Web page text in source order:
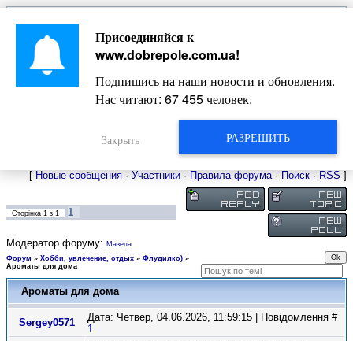
Главная
Новости
Довідкова
Фото
Оголошення
Видео
Жизнь Добропольского края
[ Новые сообщения · Участники · Правила форума· Поиск · RSS ]
Сторінка 1 з 1 1
Модератор форуму: Мазепа
Форум » Хобби, увлечение, отдых » Флудилко) »
Ароматы для дома
Ароматы для дома
Sergey0571
Дата: Четвер, 04.06.2026, 11:59:15 | Повідомлення #
1
Присоединяйся к
www.dobrepole.com.ua!
Подпишись на наши новости и обновления.
Нас читают: 67 455человек.
РАЗРЕШИТЬ
Закрыть